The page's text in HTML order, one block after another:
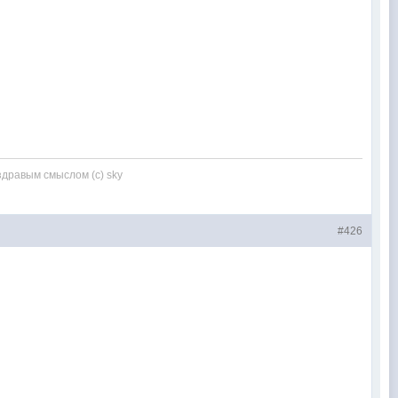
смыслом (с) sky
#426